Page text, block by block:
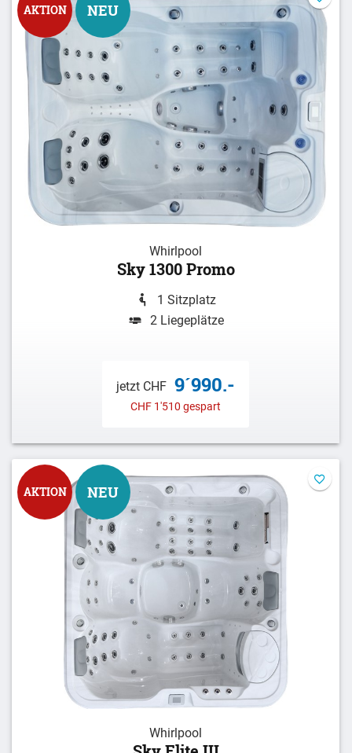
AKTION NEU
Whirlpool
Sky 1300 Promo
1 Sitzplatz
2 Liegeplätze
jetzt CHF 9´990.-
CHF 1'510 gespart
AKTION NEU
Whirlpool